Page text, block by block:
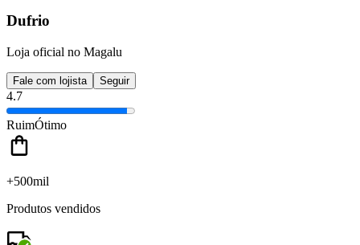
Dufrio
Loja oficial no Magalu
Fale com lojista Seguir
4.7
RuimÓtimo
+500mil
Produtos vendidos